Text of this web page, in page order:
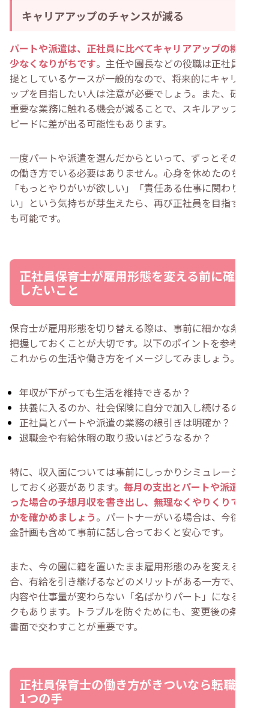
キャリアアップのチャンスが減る
パートや派遣は、正社員に比べてキャリアアップの機会が
少なくなりがちです。主任や園長などの役職は正社員を前
提としているケースが一般的なので、将来的にキャリアア
ップを目指したい人は注意が必要でしょう。また、研修や
重要な業務に触れる機会が減ることで、スキルアップのス
ピードに差が出る可能性もあります。
一度パートや派遣を選んだからといって、ずっとそのまま
の働き方でいる必要はありません。心身を休めたのちに
「もっとやりがいが欲しい」「責任ある仕事に関わりた
い」という気持ちが芽生えたら、再び正社員を目指すこと
も可能です。
正社員保育士が雇用形態を変える前に確認
したいこと
保育士が雇用形態を切り替える際は、事前に細かな条件を
把握しておくことが大切です。以下のポイントを参考に、
これからの生活や働き方をイメージしてみましょう。
年収が下がっても生活を維持できるか？
扶養に入るのか、社会保険に自分で加入し続けるのか？
正社員とパートや派遣の業務の線引きは明確か？
退職金や有給休暇の取り扱いはどうなるか？
特に、収入面については事前にしっかりシミュレーション
しておく必要があります。 毎月の支出とパートや派遣にな
った場合の予想月収を書き出し、無理なくやりくりできる
かを確かめましょう。パートナーがいる場合は、今後の資
金計画も含めて事前に話し合っておくと安心です。
また、今の園に籍を置いたまま雇用形態のみを変える場
合、有給を引き継げるなどのメリットがある一方で、仕事
内容や仕事量が変わらない「名ばかりパート」になるリス
クもあります。トラブルを防ぐためにも、変更後の条件は
書面で交わすことが重要です。
正社員保育士の働き方がきついなら転職も
1つの手